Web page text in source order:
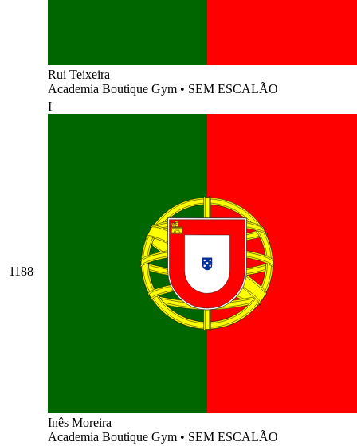
Rui Teixeira
Academia Boutique Gym • SEM ESCALÃO
1188
I
Inês Moreira
Academia Boutique Gym • SEM ESCALÃO